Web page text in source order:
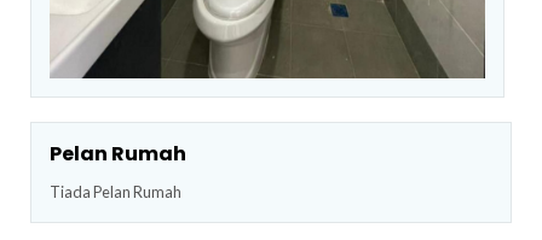
Pelan Rumah
Tiada Pelan Rumah